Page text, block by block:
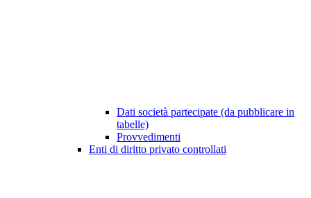
Dati società partecipate (da pubblicare in
tabelle)
Provvedimenti
Enti di diritto privato controllati